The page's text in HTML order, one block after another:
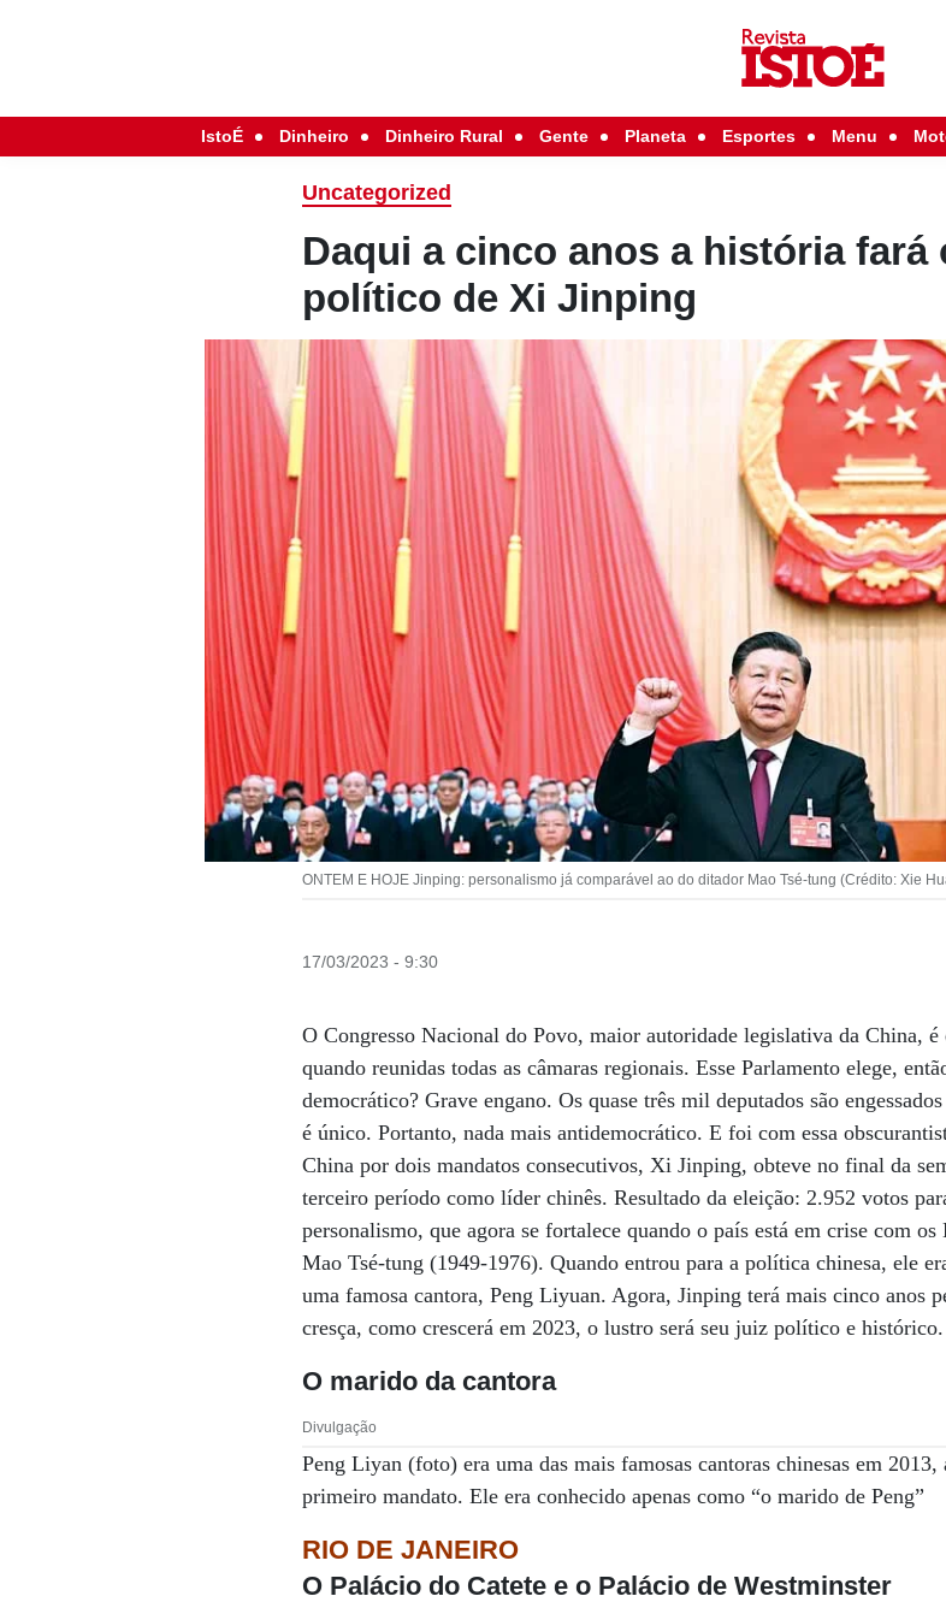
IstoÉ Dinheiro Dinheiro Rural Gente Planeta Esportes Menu
Uncategorized
Daqui a cinco anos a história fará
político de Xi Jinping
ONTEM E HOJE Jinping: personalismo já comparável ao do ditador Mao Tsé-tung (Crédito: Xie
17/03/2023 - 9:30
O Congresso Nacional do Povo, maior autoridade legislativa da China, é
quando reunidas todas as câmaras regionais. Esse Parlamento elege,
democrático? Grave engano. Os quase três mil deputados são
é único. Portanto, nada mais antidemocrático. E foi com essa
China por dois mandatos consecutivos, Xi Jinping, obteve no final da
terceiro período como líder chinês. Resultado da eleição: 2.952 votos
personalismo, que agora se fortalece quando o país está em crise com
Mao Tsé-tung (1949-1976). Quando entrou para a política chinesa, ele
uma famosa cantora, Peng Liyuan. Agora, Jinping terá mais cinco anos
cresça, como crescerá em 2023, o lustro será seu juiz político e histórico.
O marido da cantora
Divulgação
Peng Liyan (foto) era uma das mais famosas cantoras chinesas em
primeiro mandato. Ele era conhecido apenas como “o marido de Peng”
RIO DE JANEIRO
O Palácio do Catete e o Palácio de Westminster